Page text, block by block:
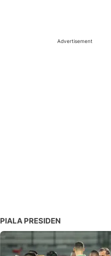
Advertisement
PIALA PRESIDEN